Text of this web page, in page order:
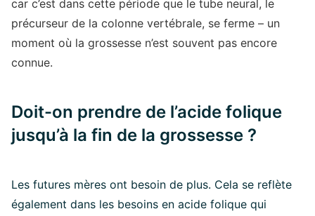
car c’est dans cette période que le tube neural, le
précurseur de la colonne vertébrale, se ferme – un
moment où la grossesse n’est souvent pas encore
connue.
Doit-on prendre de l’acide folique
jusqu’à la fin de la grossesse ?
Les futures mères ont besoin de plus. Cela se reflète
également dans les besoins en acide folique qui